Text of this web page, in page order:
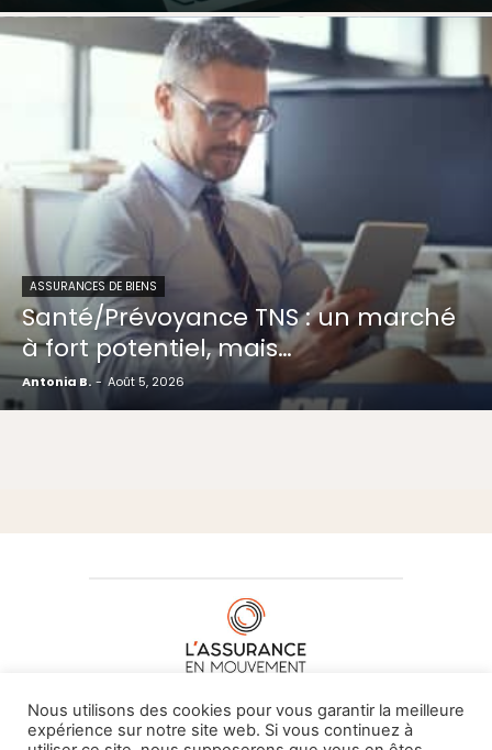
ASSURANCES DE BIENS
Santé/Prévoyance TNS : un marché
à fort potentiel, mais…
Antonia B. - Août 5, 2026
À PROPOS DE NOUS•CONTACT
Nous utilisons des cookies pour vous garantir la meilleure
expérience sur notre site web. Si vous continuez à